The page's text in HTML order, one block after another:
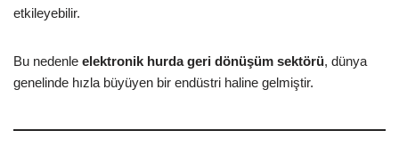
etkileyebilir.
Bu nedenle elektronik hurda geri dönüşüm sektörü, dünya
genelinde hızla büyüyen bir endüstri haline gelmiştir.